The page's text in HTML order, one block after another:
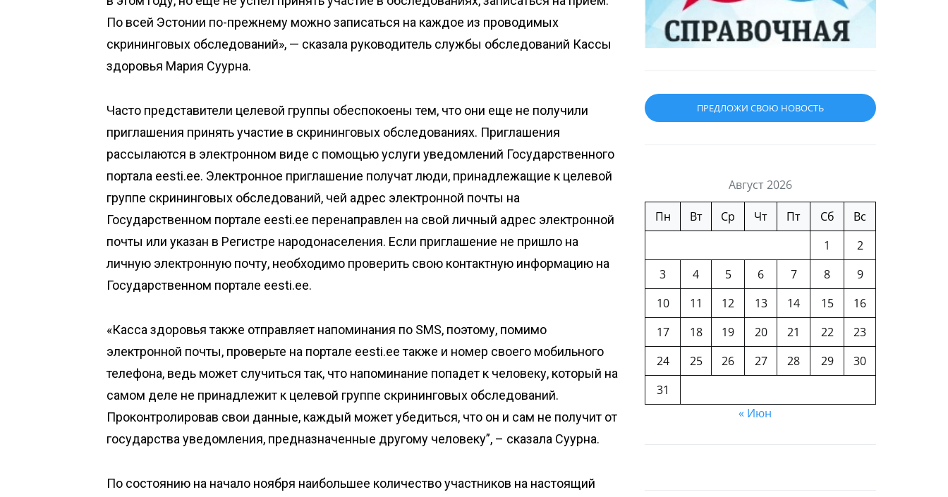
ПРЕДЛОЖИ СВОЮ НОВОСТЬ
Август 2026
Пн Вт Ср Чт Пт Сб
Вс
1
2
3
4 5 6 7 8
9
10
11 12 13 14 15
16
17
18 19 20 21 22
23
24
25 26 27 28 29
30
31
« Июн
По всей Эстонии по-прежнему можно записаться на каждое из проводимых
скрининговых обследований», — сказала руководитель службы обследований Кассы
здоровья Мария Суурна.
Часто представители целевой группы обеспокоены тем, что они еще не получили
приглашения принять участие в скрининговых обследованиях. Приглашения
рассылаются в электронном виде с помощью услуги уведомлений Государственного
портала eesti.ee. Электронное приглашение получат люди, принадлежащие к целевой
группе скрининговых обследований, чей адрес электронной почты на
Государственном портале eesti.ee перенаправлен на свой личный адрес электронной
почты или указан в Регистре народонаселения. Если приглашение не пришло на
личную электронную почту, необходимо проверить свою контактную информацию на
Государственном портале eesti.ee.
«Касса здоровья также отправляет напоминания по SMS, поэтому, помимо
электронной почты, проверьте на портале eesti.ee также и номер своего мобильного
телефона, ведь может случиться так, что напоминание попадет к человеку, который на
самом деле не принадлежит к целевой группе скрининговых обследований.
Проконтролировав свои данные, каждый может убедиться, что он и сам не получит от
государства уведомления, предназначенные другому человеку”, – сказала Суурна.
По состоянию на начало ноября наибольшее количество участников на настоящий